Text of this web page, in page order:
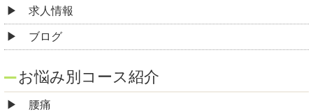
求人情報
ブログ
お悩み別コース紹介
腰痛